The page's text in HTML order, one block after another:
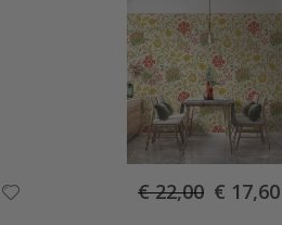
€ 22,00 Special
Price
€ 17,60